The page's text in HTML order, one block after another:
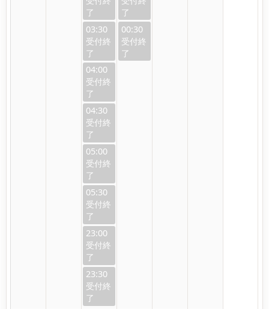
03:30
04:00
04:30
05:00
05:30
23:00
23:30
00:30